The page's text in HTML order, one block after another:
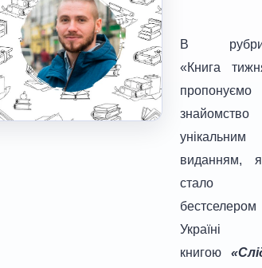
В
«Книга
пропонуємо
унікальним
виданням,
стало
Україні
книгою